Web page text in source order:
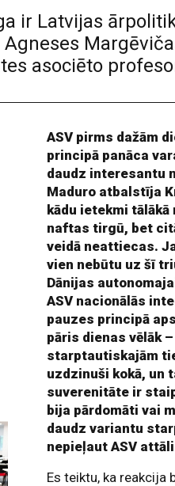
ir Latvijas
asociēto
ASV pirms dažām
principā panāca
daudz interesantu
Maduro atbalstīja
kādu ietekmi
naftas tirgū, bet
veidā neattiecas.
vien nebūtu uz šī
Dānijas
ASV nacionālās
pauzes principā
pāris dienas vēlāk
starptautiskajām
uzdzinuši kokā, un
suverenitāte ir
bija pārdomāti vai
daudz variantu
nepieļaut ASV
Es teiktu, ka reakcija